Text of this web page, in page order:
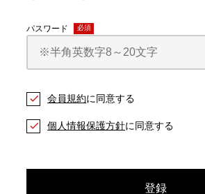
パスワード
(必
須)
会員規約に同意する
個人情報保護方針に同意する
登録